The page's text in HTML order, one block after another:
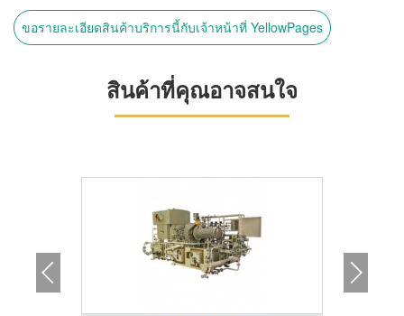
ขอรายละเอียดสินค้าบริการนี้กับเจ้าหน้าที่ YellowPages
สินค้าที่คุณอาจสนใจ